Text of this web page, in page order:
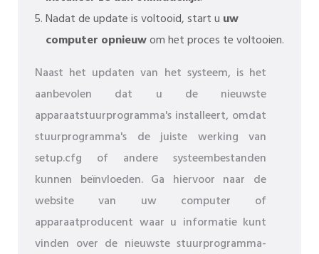
Nadat de update is voltooid, start u uw
computer opnieuwom het proces te voltooien.
Naast het updaten van het systeem, is het
aanbevolen dat u de nieuwste
apparaatstuurprogramma's installeert, omdat
stuurprogramma's de juiste werking van
setup.cfg of andere systeembestanden
kunnen beïnvloeden. Ga hiervoor naar de
website van uw computer of
apparaatproducent waar u informatie kunt
vinden over de nieuwste stuurprogramma-